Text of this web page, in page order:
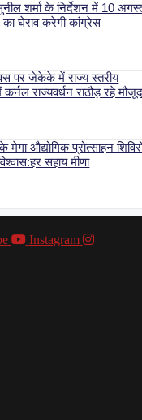
शर्मा के निर्देशन में 10
घेराव करेगी कांग्रेस
पर जेकेके में राज्य स्तरीय
राज्यवर्धन राठौड़ रहे
मेगा औद्योगिक प्रोत्साहन
सहाय मीणा
Instagram